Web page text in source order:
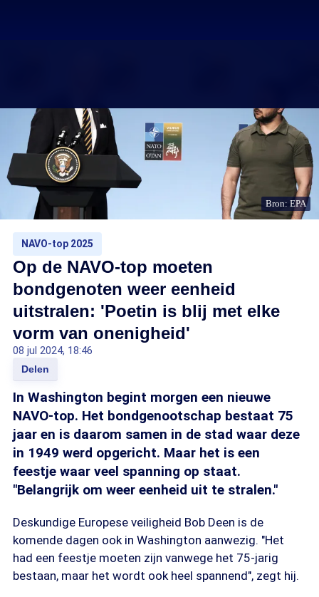
Bron: EPA
NAVO-top 2025
Op de NAVO-top moeten
bondgenoten weer eenheid
uitstralen: 'Poetin is blij met elke
vorm van onenigheid'
08 jul 2024, 18:46
Delen
In Washington begint morgen een nieuwe
NAVO-top. Het bondgenootschap bestaat 75
jaar en is daarom samen in de stad waar deze
in 1949 werd opgericht. Maar het is een
feestje waar veel spanning op staat.
"Belangrijk om weer eenheid uit te stralen."
Deskundige Europese veiligheid Bob Deen is de
komende dagen ook in Washington aanwezig. "Het
had een feestje moeten zijn vanwege het 75-jarig
bestaan, maar het wordt ook heel spannend", zegt hij.